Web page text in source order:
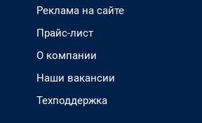
Реклама на сайте
Прайс-лист
О компании
Наши вакансии
Техподдержка